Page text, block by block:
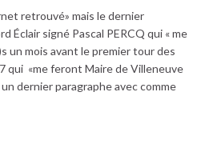
retrouvé» mais le dernier
Éclair signé Pascal PERCQ qui « me
un mois avant le premier tour des
qui «me feront Maire de Villeneuve
dernier paragraphe avec comme